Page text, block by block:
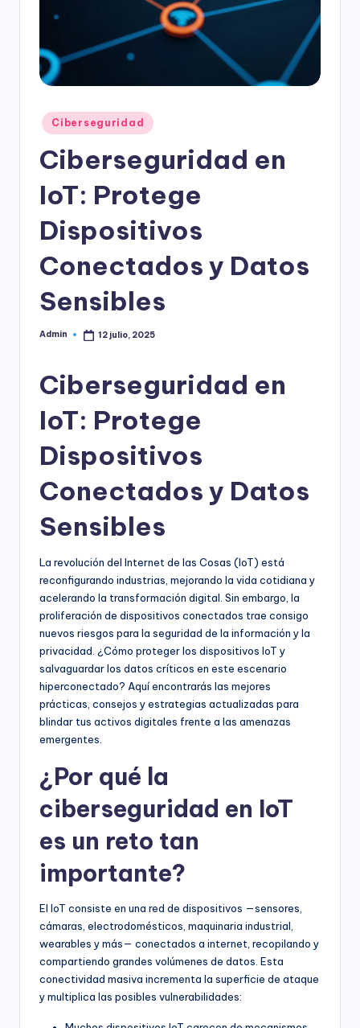
Publicado
en
Ciberseguridad
Ciberseguridad en
IoT: Protege
Dispositivos
Conectados y Datos
Sensibles
Publicado
Admin 12 julio, 2025
Ciberseguridad en
IoT: Protege
Dispositivos
Conectados y Datos
Sensibles
La revolución del Internet de las Cosas (IoT) está
reconfigurando industrias, mejorando la vida cotidiana y
acelerando la transformación digital. Sin embargo, la
proliferación de dispositivos conectados trae consigo
nuevos riesgos para la seguridad de la información y la
privacidad. ¿Cómo proteger los dispositivos IoT y
salvaguardar los datos críticos en este escenario
hiperconectado? Aquí encontrarás las mejores
prácticas, consejos y estrategias actualizadas para
blindar tus activos digitales frente a las amenazas
emergentes.
¿Por qué la
ciberseguridad en IoT
es un reto tan
importante?
El IoT consiste en una red de dispositivos —sensores,
cámaras, electrodomésticos, maquinaria industrial,
wearables y más— conectados a internet, recopilando y
compartiendo grandes volúmenes de datos. Esta
conectividad masiva incrementa la superficie de ataque
y multiplica las posibles vulnerabilidades: